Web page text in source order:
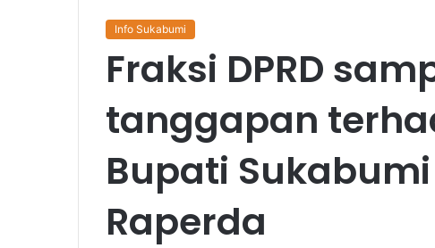
Info Sukabumi
Fraksi DPRD
tanggapan
Bupati
Raperda